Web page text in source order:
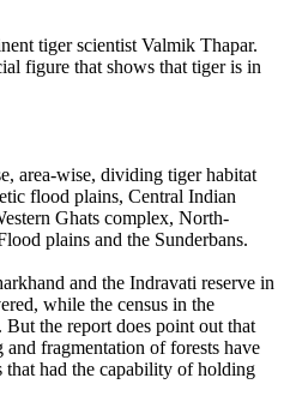
tiger scientist Valmik Thapar.
figure that shows that tiger is in
area-wise, dividing tiger habitat
flood plains, Central Indian
Ghats complex, North-
plains and the Sunderbans.
and the Indravati reserve in
while the census in the
But the report does point out that
fragmentation of forests have
that had the capability of holding